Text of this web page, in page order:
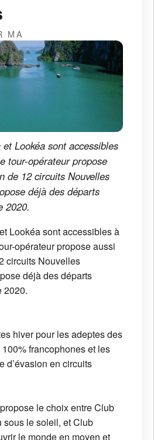
MA
Lookéa sont accessibles
tour-opérateur propose
de 12 circuits Nouvelles
déjà des départs
2020.
Lookéa sont accessibles à
opérateur propose aussi
circuits Nouvelles
déjà des départs
2020.
hiver pour les adeptes des
francophones et les
d’évasion en circuits
le choix entre Club
sous le soleil, et Club
le monde en moyen et